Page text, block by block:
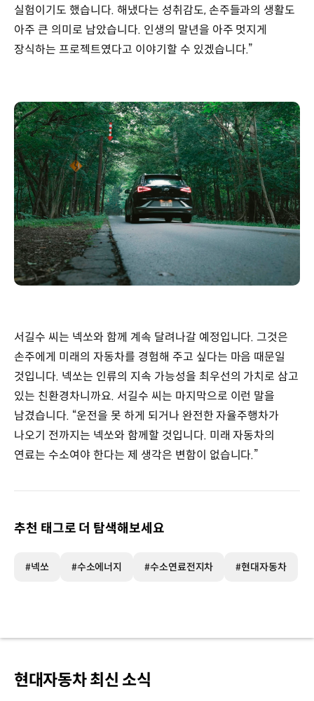
실험이기도 했습니다. 해냈다는 성취감도, 손주들과의 생활도
아주 큰 의미로 남았습니다. 인생의 말년을 아주 멋지게
장식하는 프로젝트였다고 이야기할 수 있겠습니다.”
서길수 씨는 넥쏘와 함께 계속 달려나갈 예정입니다. 그것은
손주에게 미래의 자동차를 경험해 주고 싶다는 마음 때문일
것입니다. 넥쏘는 인류의 지속 가능성을 최우선의 가치로 삼고
있는 친환경차니까요. 서길수 씨는 마지막으로 이런 말을
남겼습니다. “운전을 못 하게 되거나 완전한 자율주행차가
나오기 전까지는 넥쏘와 함께할 것입니다. 미래 자동차의
연료는 수소여야 한다는 제 생각은 변함이 없습니다.”
추천 태그로 더 탐색해보세요
#넥쏘 #수소에너지 #수소연료전지차 #현대자동차
현대자동차 최신 소식